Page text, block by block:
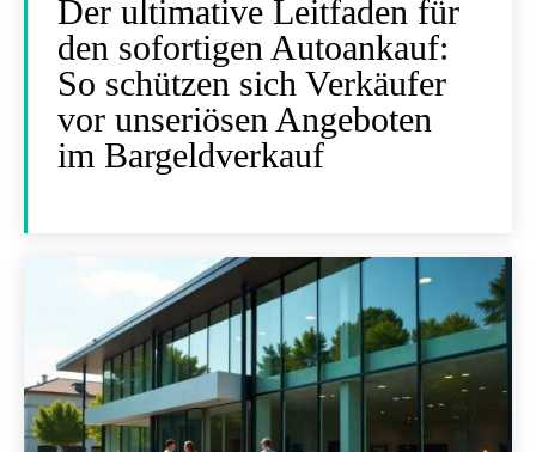
Der ultimative Leitfaden für
den sofortigen Autoankauf:
So schützen sich Verkäufer
vor unseriösen Angeboten
im Bargeldverkauf